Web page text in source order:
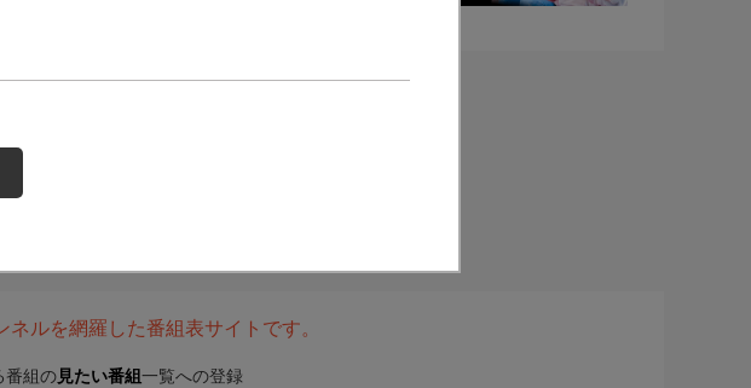
ルを網羅した番組表サイトです。
番組の 見たい番組 一覧への登録